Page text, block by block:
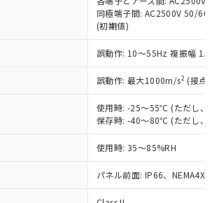
同極端子間: AC2500V 50/
(初期値)
誤動作: 10～55Hz 複振幅
誤動作: 最大1000m/s2 (接点
使用時: -25～55℃ (ただし、氷
保存時: -40～80℃ (ただし、氷
使用時: 35～85%RH
パネル前面: IP66、NEMA4X,
庫状況および標準価格照会結果は、
載している更新日時点での社内デー
に基づき作成されるものであり、閲
された時点での実際の在庫および標
価格とは異なる場合があることをご
式な納期状況および標準価格はお客
のお取引先、またはお客様担当のオ
ロン制御機器販売店・当社販売員に
ムロン制御機器販売店や当社販売拠
販売ネットワーク
」をご確認
変更することがあります。
(Cr(Ⅵ)) 1000ppm以下、ポリ臭化ビフェニル
以下、ポリ臭化ジフェニルエーテル類
以下、フタル酸ビス(2-エチルヘキシ
別名：DOP) 1000ppm以下、フタル酸ブチ
BBP） 1000ppm以下、フタル酸ジブチル
以下、フタル酸ジイソブチル
は除く。
ステル類の４物質については閾値を超える意
ないことを確認しています。
未確認です。当社販売部門へお問
物質の基準値 (GB/T26572)：
、 Hg(水銀) : 1000ppm、 Cd(カドミウ
クロム) : 1000ppm、 PBBs(ポリ臭化ビフェ
酸ジブチル) : 1000ppm、 DIBP(フタル酸ジ
) : 1000ppm、 BBP(フタル酸ブチルベンジ
酸ビス(2-エチルヘキシル)) : 1000ppm
護使用期限
替および外国貿易法に定める商品
以下｢規制貨物等」という）を輸出
たは国外への提供する場合は、日本
政府の輸出許可(または役務取引許
)を取得するなどの必要な手続きを
社は規制貨物を破棄する場合は、完
に破砕するなど、違法に輸出されな
よう必要な手段を講じます。
社は貴社製品を、核兵器、ミサイ
、化学兵器、生物兵器またはその他
器並びにこれらの製造装置等に一切
は、貴社製品を第三者に販売する
一定数以上の在庫あり
一定数には満たないが在庫あり
在庫なし(最新の在庫状況につ
いては、お客様のお取引先、ま
たはお客様担当のオムロン制御